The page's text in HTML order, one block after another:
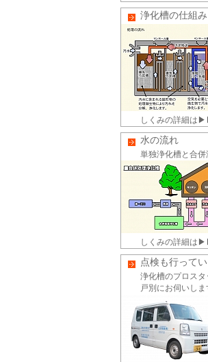
浄化槽の仕組み
しくみの詳細は
水の流れ
単独浄化槽と合併
しくみの詳細は
点検も行ってい
浄化槽のプロスタ
戸別にお伺いしま